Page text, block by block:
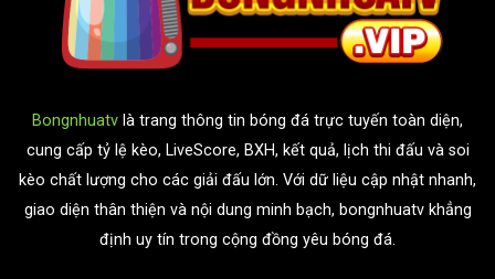
Bongnhuatv là trang thông tin bóng đá trực tuyến toàn diện,
cung cấp tỷ lệ kèo, LiveScore, BXH, kết quả, lịch thi đấu và soi
kèo chất lượng cho các giải đấu lớn. Với dữ liệu cập nhật nhanh,
giao diện thân thiện và nội dung minh bạch, bongnhuatv khẳng
định uy tín trong cộng đồng yêu bóng đá.